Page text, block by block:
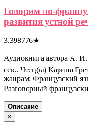
Говорим по-
развития устной
3.398776★
Аудиокнига автора А.
сек.. Чтец(ы) Карина
жанрам: Французский
Разговорный
Описание
×